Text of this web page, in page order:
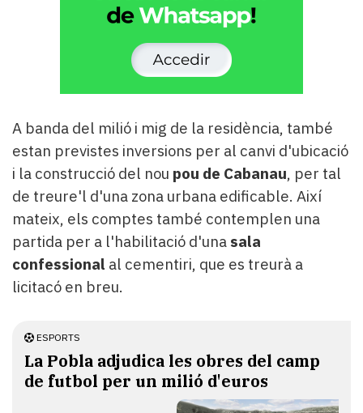
A banda del milió i mig de la residència, també
estan previstes inversions per al canvi d'ubicació
i la construcció del nou pou de Cabanau, per tal
de treure'l d'una zona urbana edificable. Així
mateix, els comptes també contemplen una
partida per a l'habilitació d'una sala
confessional al cementiri, que es treurà a
licitacó en breu.
ESPORTS
La Pobla adjudica les obres del camp
de futbol per un milió d'euros